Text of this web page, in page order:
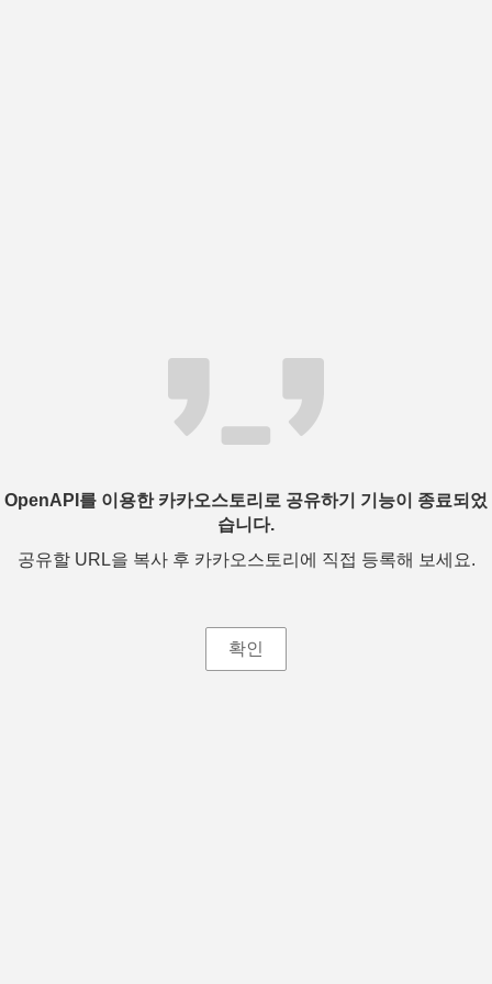
OpenAPI를 이용한 카카오스토리로 공유하기 기능이 종료되었
습니다.
공유할 URL을 복사 후 카카오스토리에 직접 등록해 보세요.
확인